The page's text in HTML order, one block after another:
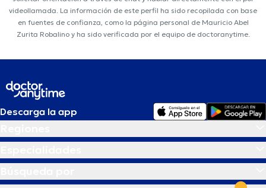
videollamada. La información de este perfil ha sido recopilada con base
en fuentes de confianza, como la página personal de Mauricio Abel
Zurita Robalino y ha sido verificada por el equipo de doctoranytime.
Descarga la app